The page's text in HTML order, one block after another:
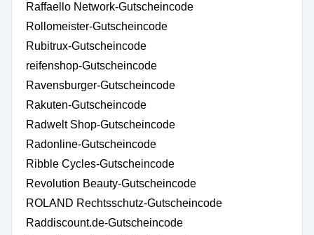
Raffaello Network-Gutscheincode
Rollomeister-Gutscheincode
Rubitrux-Gutscheincode
reifenshop-Gutscheincode
Ravensburger-Gutscheincode
Rakuten-Gutscheincode
Radwelt Shop-Gutscheincode
Radonline-Gutscheincode
Ribble Cycles-Gutscheincode
Revolution Beauty-Gutscheincode
ROLAND Rechtsschutz-Gutscheincode
Raddiscount.de-Gutscheincode